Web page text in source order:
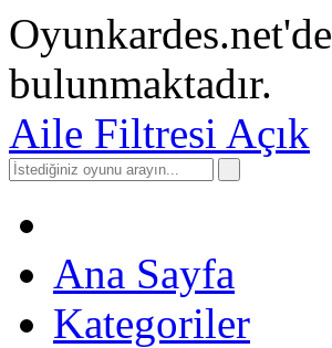
Oyunkardes.net'de
bulunmaktadır.
Aile Filtresi Açık
Ana Sayfa
Kategoriler